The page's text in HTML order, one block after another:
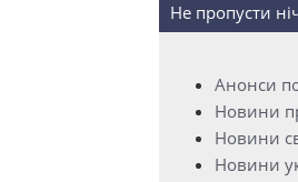
Не пропусти
Анонси
Новини
Новини
Новини